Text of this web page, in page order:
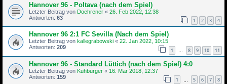
Hannover 96 - Poltava (nach dem Spiel)
Letzter Beitrag von Doehrener « 26. Feb 2022, 12:38
Antworten: 63 1 2 3 4
Hannover 96 2:1 FC Sevilla (Nach dem Spiel)
Letzter Beitrag von kallegrabowski « 22. Jan 2022, 10:15
Antworten: 209 1 … 8 9 10 11
Hannover 96 - Standard Lüttich (nach dem Spiel) 4:0
Letzter Beitrag von Kuhburger « 16. Mär 2018, 12:37
Antworten: 159 1 5 6 7 8